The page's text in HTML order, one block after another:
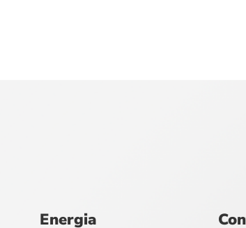
Energia